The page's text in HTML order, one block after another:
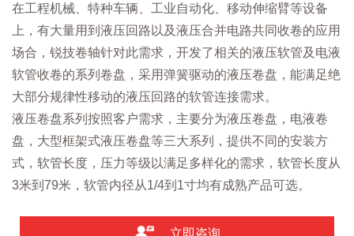
在工程机械、特种车辆、工业自动化、移动伸缩臂等设备
上，有大量用到液压回路以及液压合并电路共同收卷的应用
场合，锐技卷轴针对此需求，开发了相关的液压软管及电液
软管收卷的系列卷盘，采用弹簧驱动的液压卷盘，能满足绝
大部分规律性移动的液压回路的软管连接需求。
液压卷盘系列按照客户需求，主要分为液压卷盘，电液卷
盘，大型框架式液压卷盘等三大系列，提供不同的安装方
式，软管长度，压力等级以满足多样化的需求，软管长度从
3米到79米，软管内径从1/4到1寸均有成熟产品可选。
立即咨询